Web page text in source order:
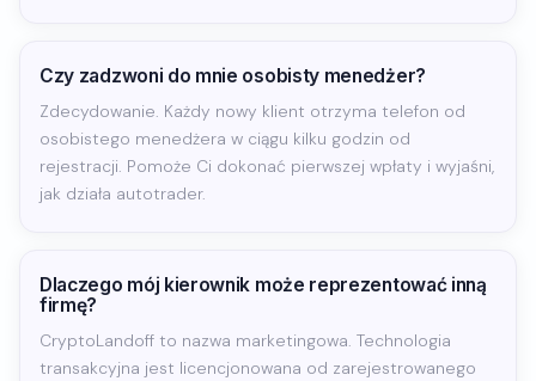
Czy zadzwoni do mnie osobisty menedżer?
Zdecydowanie. Każdy nowy klient otrzyma telefon od
osobistego menedżera w ciągu kilku godzin od
rejestracji. Pomoże Ci dokonać pierwszej wpłaty i wyjaśni,
jak działa autotrader.
Dlaczego mój kierownik może reprezentować inną
firmę?
CryptoLandoff to nazwa marketingowa. Technologia
transakcyjna jest licencjonowana od zarejestrowanego